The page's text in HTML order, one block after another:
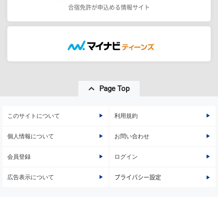
合宿免許が申込める情報サイト
Page Top
このサイトについて 利用規約
個人情報について お問い合わせ
会員登録 ログイン
広告表示について プライバシー設定